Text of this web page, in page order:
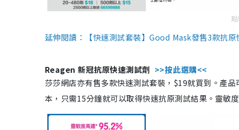
延伸閱讀：【快速測試套裝】Good Mask發售3款抗
Reagen 新冠抗原快速測試劑 >>按此選購<<
莎莎網店亦有售多款快速測試套裝，$19就買到。產
本，只需15分鐘就可以取得快速抗原測試結果。靈敏